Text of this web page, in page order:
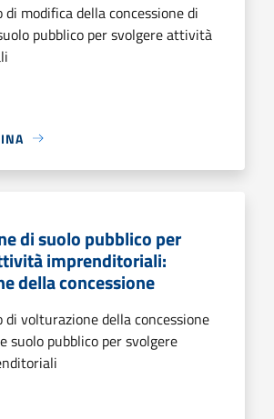
di modifica della concessione di
pubblico per svolgere attività
di suolo pubblico per
imprenditoriali:
della concessione
di volturazione della concessione
suolo pubblico per svolgere